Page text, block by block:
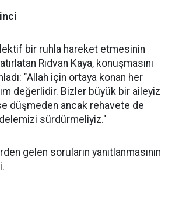
bir ruhla hareket etmesinin
Rıdvan Kaya, konuşmasını
"Allah için ortaya konan her
değerlidir. Bizler büyük bir aileyiz
düşmeden ancak rehavete de
sürdürmeliyiz."
gelen soruların yanıtlanmasının